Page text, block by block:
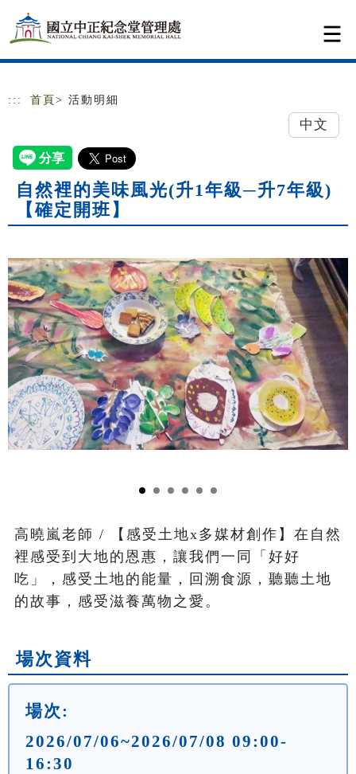
跳到主要內容
網站導覽
::: 首頁 > 活動明細
中文
自然裡的美味風光(升1年級─升7年級)
【確定開班】
高曉嵐老師 / 【感受土地x多媒材創作】在自然
裡感受到大地的恩惠，讓我們一同「好好
吃」，感受土地的能量，回溯食源，聽聽土地
場次資料
場次:
2026/07/06~2026/07/08 09:00-
16:30